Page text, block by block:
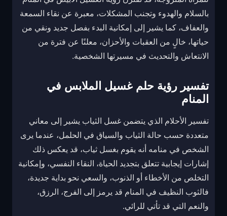
بالسلام والهدوء وتجنب المشكلات، معبرة عن نقاء السمعة
والعفاف، كما يشير إلى إمكانية البدء بفصل جديد ونقي من
حياتها، خالٍ من العقبات والأحزان، معلنًا عن فترة من
الانتعاش والتحديث في مسيرتها الشخصية.
تفسير رؤية حلم غسيل الملابس في
المنام
تفسير الأحلام الذي يتضمن غسل الثياب يشير إلى معاني
متعددة حسب حالة الثياب والسياق في الحلمل، عندما يرى
الشخص في منامه أنه يقوم بغسل ثياب، قد يعكس ذلك
إشارات إيجابية تتعلق بتجديد الحياة، النقاء النفسي، وإمكانية
التخلص من الأخطاء أو الذنوب، والسعي نحو بداية جديدة،
فالثوب النظيف في المنام قد يرمز إلى الفرج، الرزق،
والنعم التي قد تأتي للرائي.